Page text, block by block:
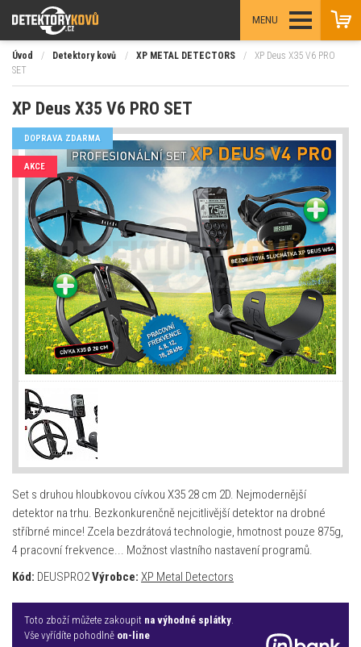
MENU
Úvod / Detektory kovů / XP METAL DETECTORS /
XP Deus X35 V6 PRO
SET
XP Deus X35 V6 PRO SET
DOPRAVA ZDARMA
AKCE
Set s druhou hloubkovou cívkou X35 28 cm 2D. Nejmodernější
detektor na trhu. Bezkonkurenčně nejcitlivější detektor na drobné
stříbrné mince! Zcela bezdrátová technologie, hmotnost pouze 875g,
4 pracovní frekvence... Možnost vlastního nastavení programů.
Kód: DEUSPRO2Výrobce: XP Metal Detectors
Toto zboží můžete zakoupit na výhodné splátky
Vše vyřídíte pohodlně on-line